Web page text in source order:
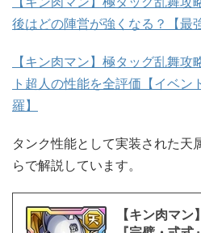
後はどの陣営が強くなる？【最
【キン肉マン】極タッグ乱舞
ト超人の性能を全評価【イベン
羅】
タンク性能として実装された天
らで解説しています。
【キン肉マ